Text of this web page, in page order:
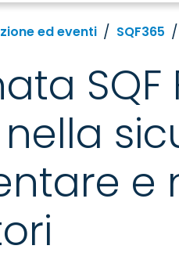
ed eventi SQF365
e